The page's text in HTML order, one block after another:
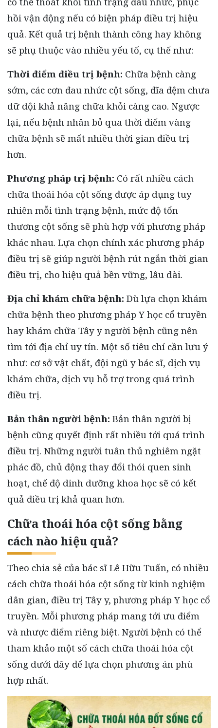
hồi vận động nếu có biện pháp điều trị hiệu
quả. Kết quả trị bệnh thành công hay không
sẽ phụ thuộc vào nhiều yếu tố, cụ thể như:
Thời điểm điều trị bệnh: Chữa bệnh càng
sớm, các cơn đau nhức cột sống, đĩa đệm chưa
dữ dội khả năng chữa khỏi càng cao. Ngược
lại, nếu bệnh nhân bỏ qua thời điểm vàng
chữa bệnh sẽ mất nhiều thời gian điều trị
hơn.
Phương pháp trị bệnh: Có rất nhiều cách
chữa thoái hóa cột sống được áp dụng tuy
nhiên mỗi tình trạng bệnh, mức độ tổn
thương cột sống sẽ phù hợp với phương pháp
khác nhau. Lựa chọn chính xác phương pháp
điều trị sẽ giúp người bệnh rút ngắn thời gian
điều trị, cho hiệu quả bền vững, lâu dài.
Địa chỉ khám chữa bệnh: Dù lựa chọn khám
chữa bệnh theo phương pháp Y học cổ truyền
hay khám chữa Tây y người bệnh cũng nên
tìm tới địa chỉ uy tín. Một số tiêu chí cần lưu ý
như: cơ sở vật chất, đội ngũ y bác sĩ, dịch vụ
khám chữa, dịch vụ hỗ trợ trong quá trình
điều trị.
Bản thân người bệnh: Bản thân người bị
bệnh cũng quyết định rất nhiều tới quá trình
điều trị. Những người tuân thủ nghiêm ngặt
phác đồ, chủ động thay đổi thói quen sinh
hoạt, chế độ dinh dưỡng khoa học sẽ có kết
quả điều trị khả quan hơn.
Chữa thoái hóa cột sống bằng
cách nào hiệu quả?
Theo chia sẻ của bác sĩ Lê Hữu Tuấn, có nhiều
cách chữa thoái hóa cột sống từ kinh nghiệm
dân gian, điều trị Tây y, phương pháp Y học cổ
truyền. Mỗi phương pháp mang tới ưu điểm
và nhược điểm riêng biệt. Người bệnh có thể
tham khảo một số cách chữa thoái hóa cột
sống dưới đây để lựa chọn phương án phù
hợp nhất.